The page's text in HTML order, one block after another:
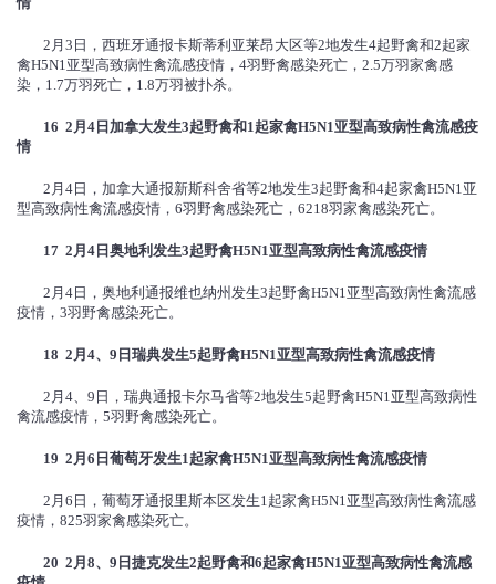
2月3日，西班牙通报卡斯蒂利亚莱昂大区等2地发生4起野禽和2起家
禽H5N1亚型高致病性禽流感疫情，4羽野禽感染死亡，2.5万羽家禽感
染，1.7万羽死亡，1.8万羽被扑杀。
16 2 月 4 日加拿大发生3起野禽和1起家禽H5N1亚型高致病性禽流感疫
情
2月4日，加拿大通报新斯科舍省等2地发生3起野禽和4起家禽H5N1亚
型高致病性禽流感疫情，6羽野禽感染死亡，6218羽家禽感染死亡。
17 2 月 4 日奥地利发生3起野禽H5N1亚型高致病性禽流感疫情
2月4日，奥地利通报维也纳州发生3起野禽H5N1亚型高致病性禽流感
疫情，3羽野禽感染死亡。
18 2 月 4、 9 日瑞典发生5起野禽H5N1亚型高致病性禽流感疫情
2月4、9日，瑞典通报卡尔马省等2地发生5起野禽H5N1亚型高致病性
禽流感疫情，5羽野禽感染死亡。
19 2 月 6 日葡萄牙发生1起家禽H5N1亚型高致病性禽流感疫情
2月6日，葡萄牙通报里斯本区发生1起家禽H5N1亚型高致病性禽流感
疫情，825羽家禽感染死亡。
20 2 月 8、 9 日捷克发生2起野禽和6起家禽H5N1亚型高致病性禽流感